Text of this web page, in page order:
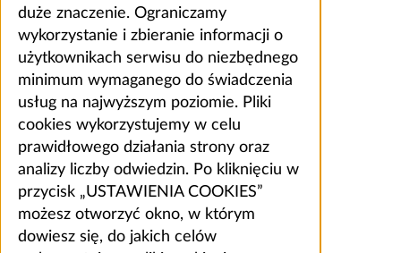
duże znaczenie. Ograniczamy
wykorzystanie i zbieranie informacji o
użytkownikach serwisu do niezbędnego
minimum wymaganego do świadczenia
usług na najwyższym poziomie. Pliki
cookies wykorzystujemy w celu
prawidłowego działania strony oraz
analizy liczby odwiedzin. Po kliknięciu w
przycisk „USTAWIENIA COOKIES”
możesz otworzyć okno, w którym
dowiesz się, do jakich celów